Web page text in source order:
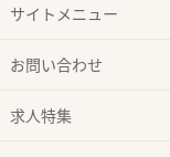
サイトメニュー
お問い合わせ
求人特集